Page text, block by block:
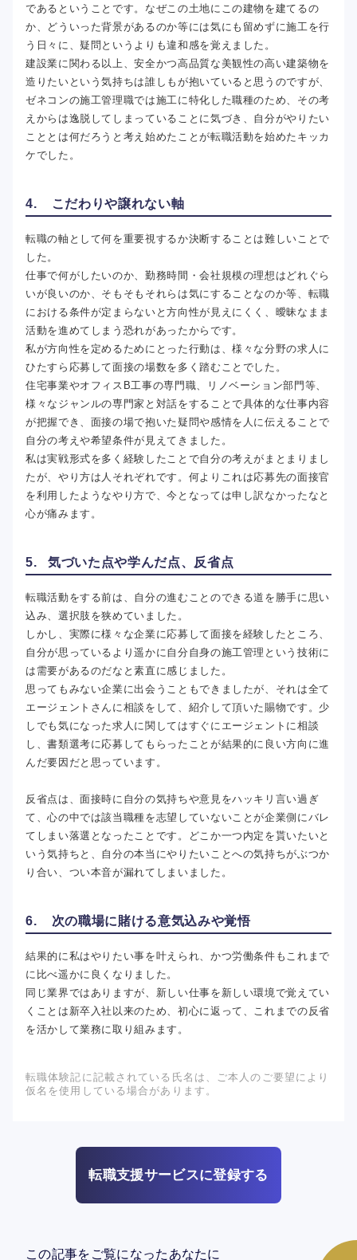
であるということです。なぜこの土地にこの建物を建てるの
か、どういった背景があるのか等には気にも留めずに施工を行
う日々に、疑問というよりも違和感を覚えました。
建設業に関わる以上、安全かつ高品質な美観性の高い建築物を
造りたいという気持ちは誰しもが抱いていると思うのですが、
ゼネコンの施工管理職では施工に特化した職種のため、その考
えからは逸脱してしまっていることに気づき、自分がやりたい
こととは何だろうと考え始めたことが転職活動を始めたキッカ
ケでした。
4. こだわりや譲れない軸
転職の軸として何を重要視するか決断することは難しいことで
した。
仕事で何がしたいのか、勤務時間・会社規模の理想はどれぐら
いが良いのか、そもそもそれらは気にすることなのか等、転職
における条件が定まらないと方向性が見えにくく、曖昧なまま
活動を進めてしまう恐れがあったからです。
私が方向性を定めるためにとった行動は、様々な分野の求人に
ひたすら応募して面接の場数を多く踏むことでした。
住宅事業やオフィスB工事の専門職、リノベーション部門等、
様々なジャンルの専門家と対話をすることで具体的な仕事内容
が把握でき、面接の場で抱いた疑問や感情を人に伝えることで
自分の考えや希望条件が見えてきました。
私は実戦形式を多く経験したことで自分の考えがまとまりまし
たが、やり方は人それぞれです。何よりこれは応募先の面接官
を利用したようなやり方で、今となっては申し訳なかったなと
心が痛みます。
5. 気づいた点や学んだ点、反省点
転職活動をする前は、自分の進むことのできる道を勝手に思い
込み、選択肢を狭めていました。
しかし、実際に様々な企業に応募して面接を経験したところ、
自分が思っているより遥かに自分自身の施工管理という技術に
は需要があるのだなと素直に感じました。
思ってもみない企業に出会うこともできましたが、それは全て
エージェントさんに相談をして、紹介して頂いた賜物です。少
しでも気になった求人に関してはすぐにエージェントに相談
し、書類選考に応募してもらったことが結果的に良い方向に進
んだ要因だと思っています。
反省点は、面接時に自分の気持ちや意見をハッキリ言い過ぎ
て、心の中では該当職種を志望していないことが企業側にバレ
てしまい落選となったことです。どこか一つ内定を貰いたいと
いう気持ちと、自分の本当にやりたいことへの気持ちがぶつか
り合い、つい本音が漏れてしまいました。
6. 次の職場に賭ける意気込みや覚悟
結果的に私はやりたい事を叶えられ、かつ労働条件もこれまで
に比べ遥かに良くなりました。
同じ業界ではありますが、新しい仕事を新しい環境で覚えてい
くことは新卒入社以来のため、初心に返って、これまでの反省
を活かして業務に取り組みます。
転職体験記に記載されている氏名は、ご本人のご要望により
仮名を使用している場合があります。
転職支援サービスに登録する
この記事をご覧になったあなたに